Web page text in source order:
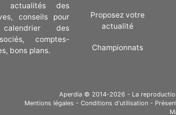
actualités des
conseils pour
des
comptes-
bons plans.
Proposez votre
actualité
Championnats
Aperdia © 2014-2026 - La
Mentions légales - Conditions d'utilisation -